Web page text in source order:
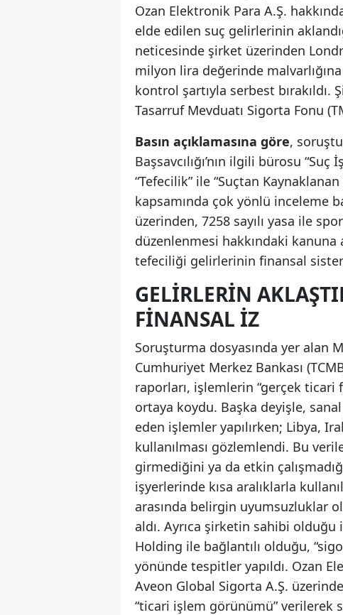
Ozan Elektronik Para A.Ş.
elde edilen suç gelirlerinin
neticesinde şirket üzerinden
milyon lira değerinde
kontrol şartıyla serbest
Tasarruf Mevduatı Sigorta Fonu
Basın açıklamasına göre,
Başsavcılığı’nın ilgili bürosu “Suç
“Tefecilik” ile “Suçtan
kapsamında çok yönlü inceleme
üzerinden, 7258 sayılı yasa ile
düzenlenmesi hakkındaki kanuna
tefeciliği gelirlerinin finansal
GELIRLERIN
FINANSAL İZ
Soruşturma dosyasında yer alan
Cumhuriyet Merkez Bankası
raporları, işlemlerin “gerçek ticari
ortaya koydu. Başka deyişle,
eden işlemler yapılırken; Libya,
kullanılması gözlemlendi. Bu
girmediğini ya da etkin
işyerlerinde kısa aralıklarla
arasında belirgin uyumsuzluklar
aldı. Ayrıca şirketin sahibi
Holding ile bağlantılı olduğu,
yönünde tespitler yapıldı. Ozan
Aveon Global Sigorta A.Ş.
“ticari işlem görünümü” verilerek